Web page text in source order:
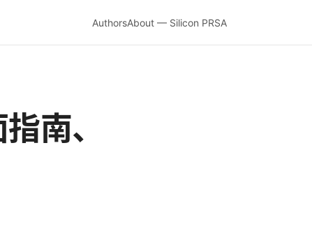
AuthorsAbout — Silicon PRSA
南、